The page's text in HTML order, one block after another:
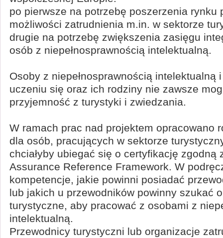
po pierwsze na potrzebę poszerzenia rynku
możliwości zatrudnienia m.in. w sektorze
drugie na potrzebę zwiększenia zasięgu
osób z niepełnosprawnością intelektualną.
Osoby z niepełnosprawnością intelektualną
uczeniu się oraz ich rodziny nie zawsze
przyjemność z turystyki i zwiedzania.
W ramach prac nad projektem opracowano
dla osób, pracujących w sektorze
chciałyby ubiegać się o certyfikację zgodną
Assurance Reference Framework. W
kompetencje, jakie powinni posiadać
lub jakich u przewodników powinny szukać
turystyczne, aby pracować z osobami z
intelektualną.
Przewodnicy turystyczni lub organizacje